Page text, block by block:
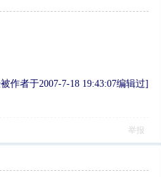
作者于2007-7-18 19:43:07编辑过]
举报